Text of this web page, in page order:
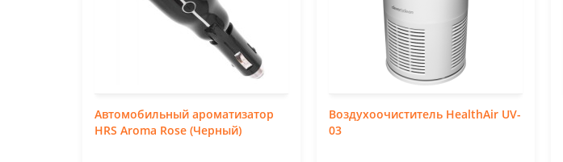
Автомобильный ароматизатор
HRS Aroma Rose (Черный)
Воздухоочиститель HealthAir UV-
03